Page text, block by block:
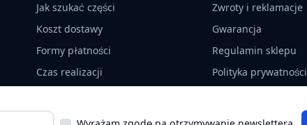
Jak szukać części
Koszt dostawy
Formy płatności
Czas realizacji
Zwroty i reklamacje
Gwarancja
Regulamin sklepu
Polityka prywatności